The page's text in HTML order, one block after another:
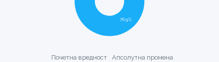
Почетна вредност Апсолутна промена